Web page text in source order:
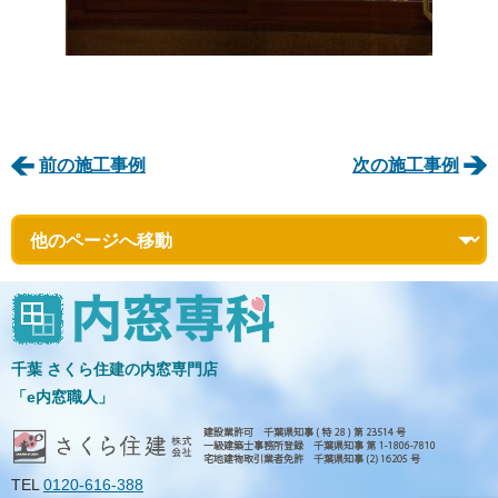
前の施工事例 次の施工事例
千葉 さくら住建の内窓専門店
「e内窓職人」
TEL0120-616-388